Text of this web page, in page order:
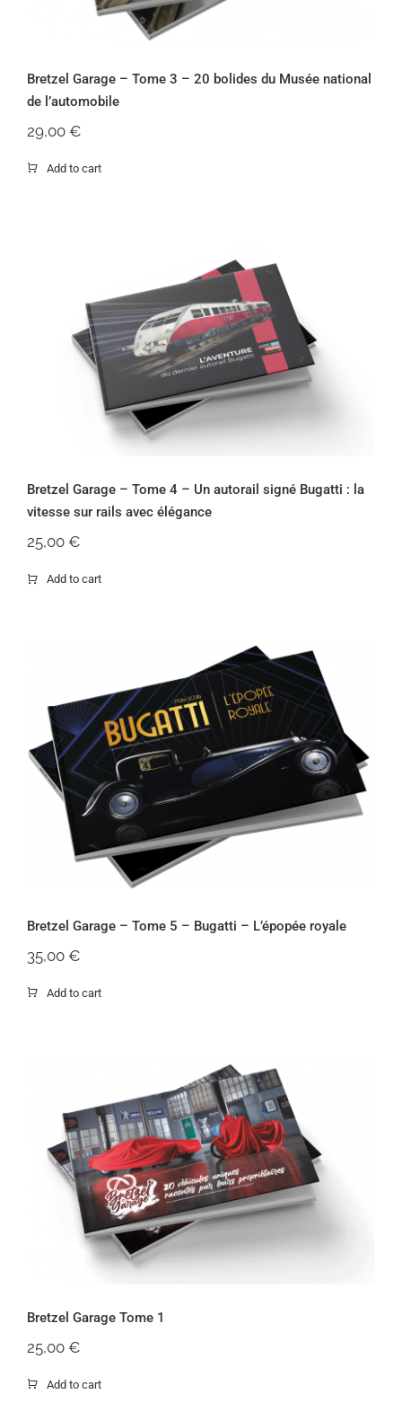
Bretzel Garage – Tome 3 – 20 bolides du Musée national
de l’automobile
29,00 €
Add to cart
Bretzel Garage – Tome 4 – Un autorail
signé Bugatti : la vitesse sur rails avec
élégance
Bretzel Garage – Tome 4 – Un autorail signé Bugatti : la
vitesse sur rails avec élégance
25,00 €
Add to cart
Bretzel Garage – Tome 5 – Bugatti –
L’épopée royale
Bretzel Garage – Tome 5 – Bugatti – L’épopée royale
35,00 €
Add to cart
Bretzel Garage Tome 1
Bretzel Garage Tome 1
25,00 €
Add to cart